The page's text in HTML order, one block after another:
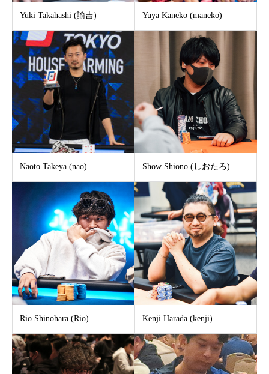
Yuki Takahashi (諭吉) Yuya Kaneko (maneko)
Naoto Takeya (nao) Show Shiono (しおたろ)
Rio Shinohara (Rio) Kenji Harada (kenji)